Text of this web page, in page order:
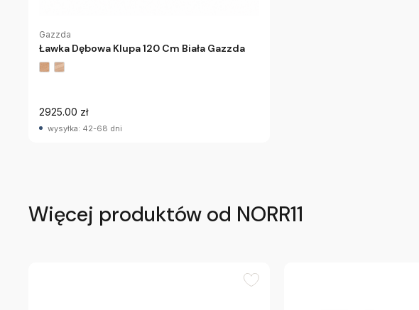
Gazzda
Ławka Dębowa Klupa 120 Cm Biała Gazzda
2925.00 zł
wysyłka: 42-68 dni
Więcej produktów od NORR11